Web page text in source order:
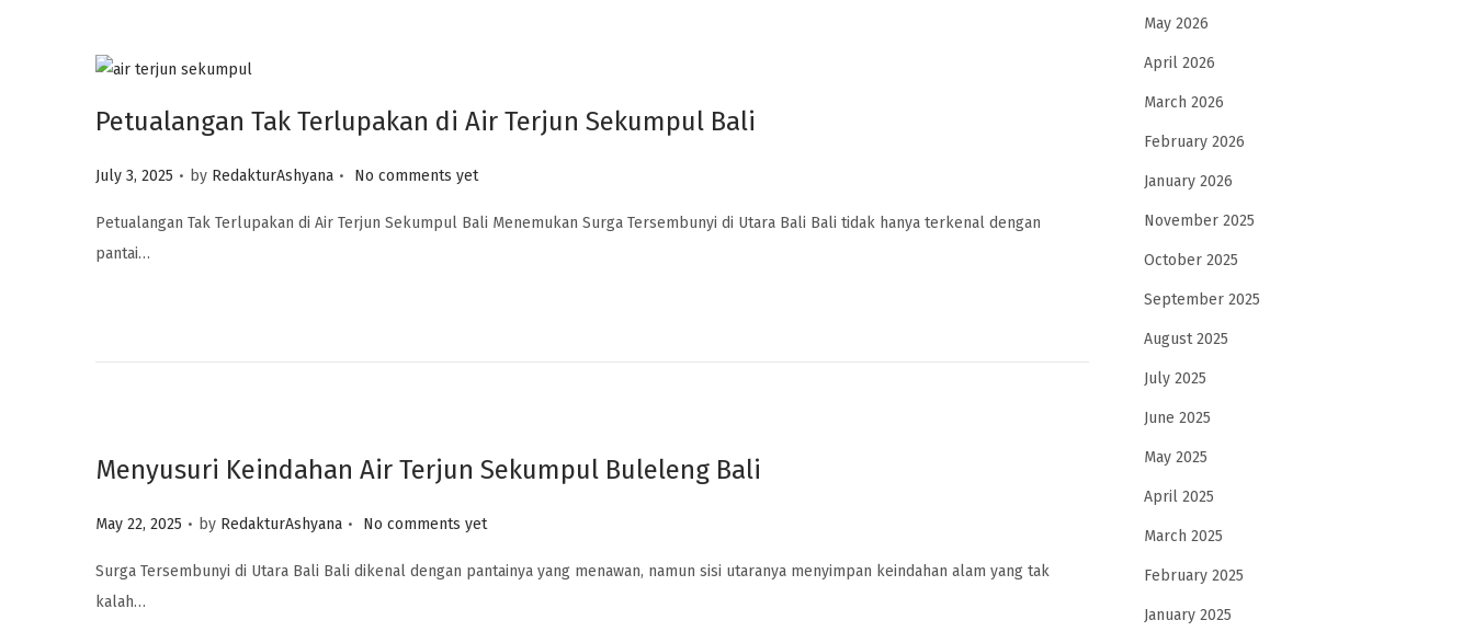
Petualangan Tak Terlupakan di Air Terjun Sekumpul Bali
P
s
t
July 3, 2025 . by RedakturAshyana . No comments yet
Petualangan Tak Terlupakan di Air Terjun Sekumpul Bali Menemukan Surga Tersembunyi di Utara Bali Bali tidak hanya terkenal dengan
pantai…
Menyusuri Keindahan Air Terjun Sekumpul Buleleng Bali
P
s
t
May 22, 2025 . by RedakturAshyana . No comments yet
Surga Tersembunyi di Utara Bali Bali dikenal dengan pantainya yang menawan, namun sisi utaranya menyimpan keindahan alam yang tak
kalah…
May 2026
April 2026
March 2026
February 2026
January 2026
November 2025
October 2025
September 2025
August 2025
July 2025
June 2025
May 2025
April 2025
March 2025
February 2025
January 2025